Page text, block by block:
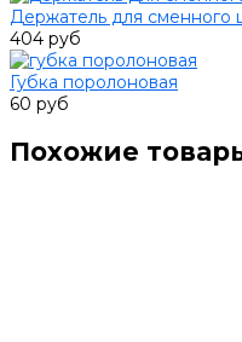
Держатель для сменного
404 руб
Губка поролоновая
60 руб
Похожие